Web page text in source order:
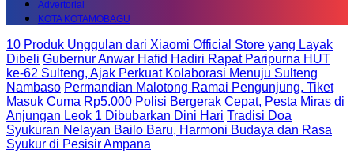
Advertorial
KOTA KOTAMOBAGU
10 Produk Unggulan dari Xiaomi Official Store yang Layak
Dibeli Gubernur Anwar Hafid Hadiri Rapat Paripurna HUT
ke-62 Sulteng, Ajak Perkuat Kolaborasi Menuju Sulteng
Nambaso Permandian Malotong Ramai Pengunjung, Tiket
Masuk Cuma Rp5.000 Polisi Bergerak Cepat, Pesta Miras di
Anjungan Leok 1 Dibubarkan Dini Hari Tradisi Doa
Syukuran Nelayan Bailo Baru, Harmoni Budaya dan Rasa
Syukur di Pesisir Ampana